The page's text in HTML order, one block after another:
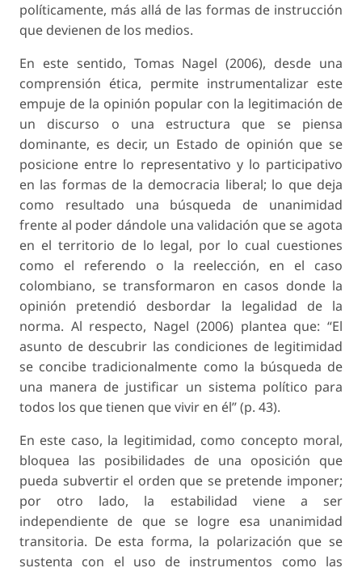
políticamente, más allá de las formas de instrucción
que devienen de los medios.
En este sentido, Tomas Nagel (2006), desde una
comprensión ética, permite instrumentalizar este
empuje de la opinión popular con la legitimación de
un discurso o una estructura que se piensa
dominante, es decir, un Estado de opinión que se
posicione entre lo representativo y lo participativo
en las formas de la democracia liberal; lo que deja
como resultado una búsqueda de unanimidad
frente al poder dándole una validación que se agota
en el territorio de lo legal, por lo cual cuestiones
como el referendo o la reelección, en el caso
colombiano, se transformaron en casos donde la
opinión pretendió desbordar la legalidad de la
norma. Al respecto, Nagel (2006) plantea que: “El
asunto de descubrir las condiciones de legitimidad
se concibe tradicionalmente como la búsqueda de
una manera de justificar un sistema político para
todos los que tienen que vivir en él” (p. 43).
En este caso, la legitimidad, como concepto moral,
bloquea las posibilidades de una oposición que
pueda subvertir el orden que se pretende imponer;
por otro lado, la estabilidad viene a ser
independiente de que se logre esa unanimidad
transitoria. De esta forma, la polarización que se
sustenta con el uso de instrumentos como las